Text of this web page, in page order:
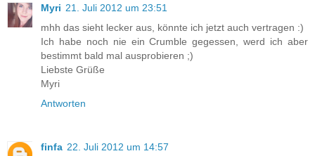
Myri 21. Juli 2012 um 23:51
mhh das sieht lecker aus, könnte ich jetzt auch vertragen :)
Ich habe noch nie ein Crumble gegessen, werd ich aber
bestimmt bald mal ausprobieren ;)
Liebste Grüße
Myri
Antworten
finfa 22. Juli 2012 um 14:57